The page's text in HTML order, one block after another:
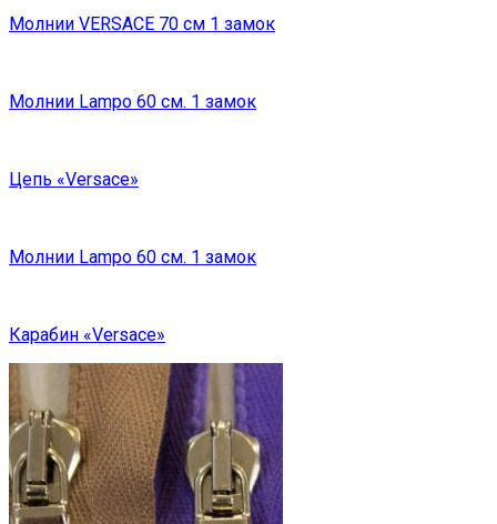
Молнии VERSACE 70 см 1 замок
Молнии Lampo 60 см. 1 замок
Цепь «Versace»
Молнии Lampo 60 см. 1 замок
Карабин «Versace»